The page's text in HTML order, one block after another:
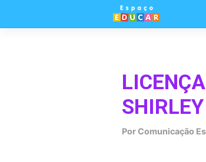
SHIRLEY
Por Comunicação